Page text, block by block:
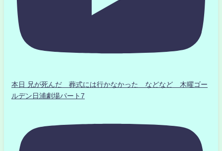
本日 兄が死んだ 葬式には行かなかった などなど 木曜ゴー
ルデン日浦劇場パート7